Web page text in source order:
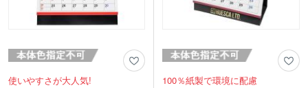
使いやすさが大人気! 100％紙製で環境に配慮